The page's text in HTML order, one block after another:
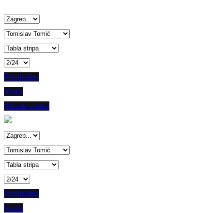
Prethodno
Iduće
Spisak crtača
Prethodno
Iduće